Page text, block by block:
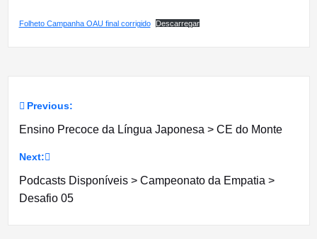
Folheto Campanha OAU final corrigido Descarregar
Navegação
artigos
Previous:
Ensino Precoce da Língua Japonesa > CE do Monte
Next:
Podcasts Disponíveis > Campeonato da Empatia >
Desafio 05